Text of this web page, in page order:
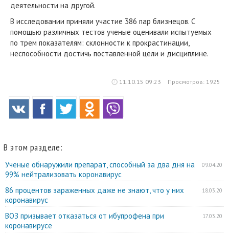
деятельности на другой.
В исследовании приняли участие 386 пар близнецов. С
помощью различных тестов ученые оценивали испытуемых
по трем показателям: склонности к прокрастинации,
неспособности достичь поставленной цели и дисциплине.
11.10.15 09:23 Просмотров: 1925
В этом разделе:
09.04.20
Ученые обнаружили препарат, способный за два дня на
99% нейтрализовать коронавирус
18.03.20
86 процентов зараженных даже не знают, что у них
коронавирус
17.03.20
ВОЗ призывает отказаться от ибупрофена при
коронавирусе